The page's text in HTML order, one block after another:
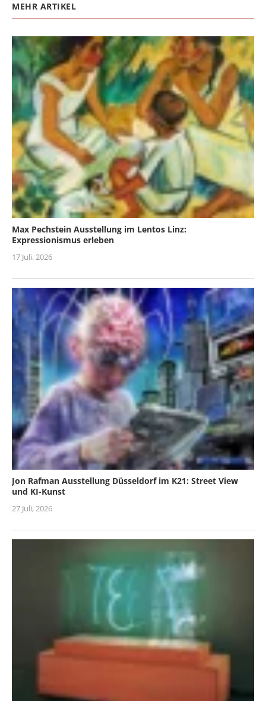
MEHR ARTIKEL
Max Pechstein Ausstellung im Lentos Linz:
Expressionismus erleben
17 Juli, 2026
Jon Rafman Ausstellung Düsseldorf im K21: Street View
und KI-Kunst
27 Juli, 2026